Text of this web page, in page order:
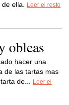
ella.
Leer el resto
obleas
hacer una
de las tartas mas
de...
Leer el